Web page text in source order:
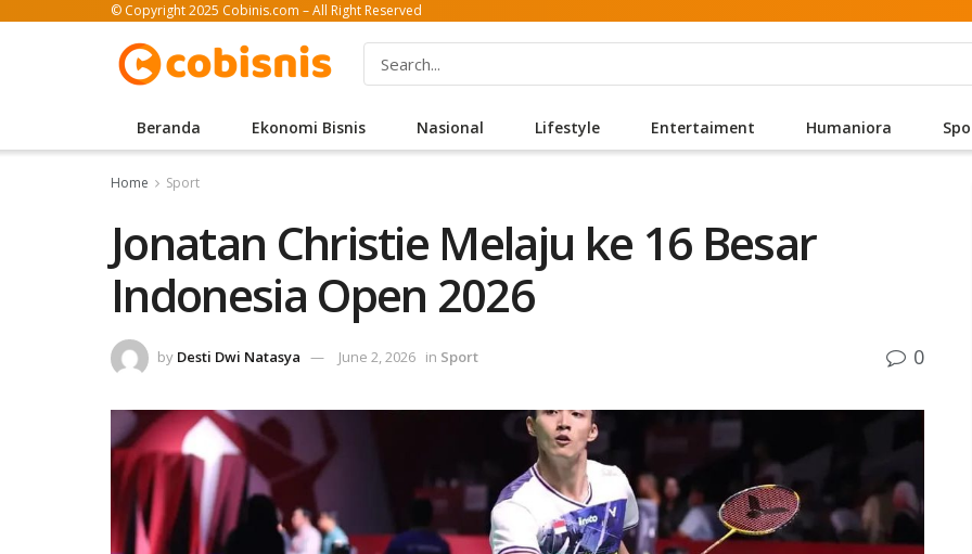
© Copyright 2025 Cobinis.com – All Right Reserved
Beranda Ekonomi Bisnis Nasional Lifestyle Entertaiment Humaniora
Home Sport
Jonatan Christie Melaju ke 16 Besar
Indonesia Open 2026
by Desti Dwi Natasya June 2, 2026 in Sport 0